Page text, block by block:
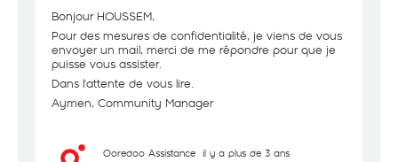
Bonjour HOUSSEM,
Pour des mesures de confidentialité, je viens de vous
envoyer un mail, merci de me répondre pour que je
puisse vous assister.
Dans l'attente de vous lire.
Aymen, Community Manager
Ooredoo Assistance il y a plus de 3 ans